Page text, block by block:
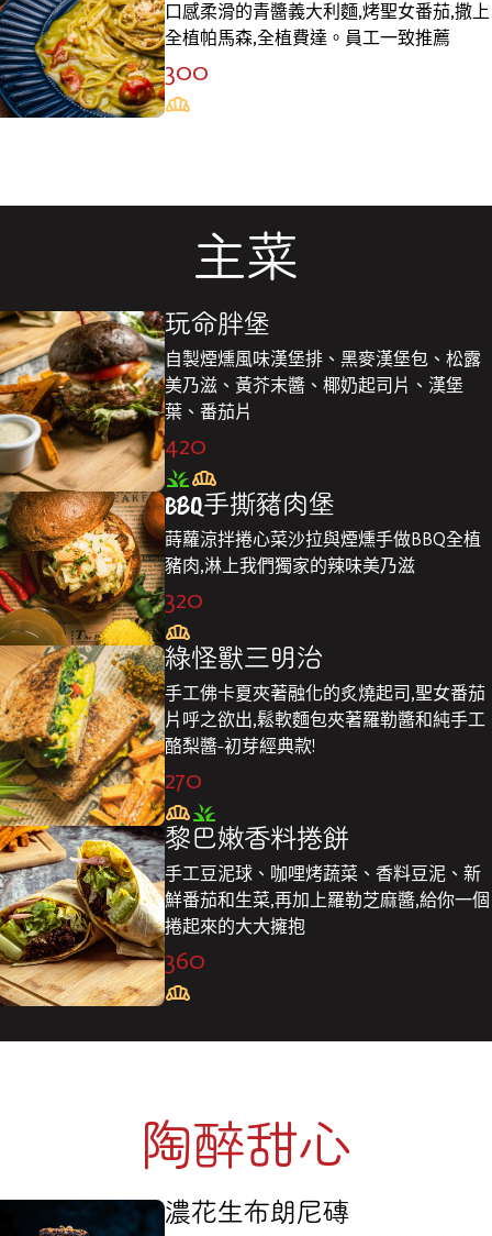
口感柔滑的青醬義大利麵,烤聖女番茄,撒上
全植帕馬森,全植費達。員工一致推薦
300
主菜
玩命胖堡
自製煙燻風味漢堡排、黑麥漢堡包、松露
美乃滋、黃芥末醬、椰奶起司片、漢堡
葉、番茄片
420
BBQ手撕豬肉堡
蒔蘿涼拌捲心菜沙拉與煙燻手做BBQ全植
豬肉,淋上我們獨家的辣味美乃滋
320
綠怪獸三明治
手工佛卡夏夾著融化的炙燒起司,聖女番茄
片呼之欲出,鬆軟麵包夾著羅勒醬和純手工
酪梨醬-初芽經典款!
270
黎巴嫩香料捲餅
手工豆泥球、咖哩烤蔬菜、香料豆泥、新
鮮番茄和生菜,再加上羅勒芝麻醬,給你一個
捲起來的大大擁抱
360
陶醉甜心
濃花生布朗尼磚